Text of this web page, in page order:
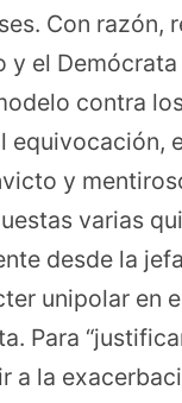
Con razón,
el
contra
equivocación,
y
varias
desde la
unipolar en
Para
a la